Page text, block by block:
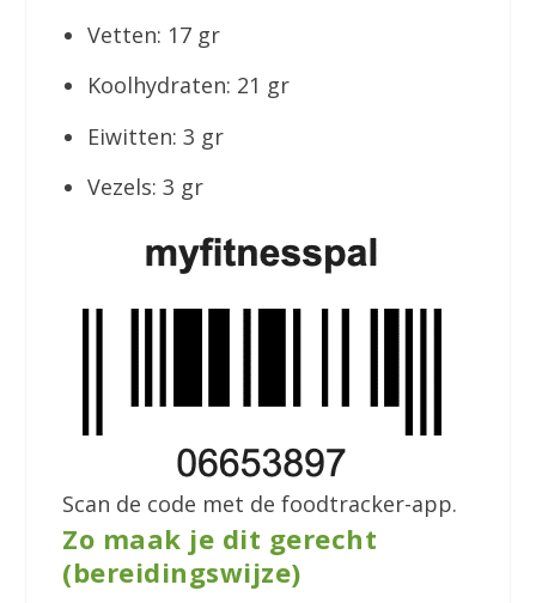
Vetten: 17 gr
Koolhydraten: 21 gr
Eiwitten: 3 gr
Vezels: 3 gr
Scan de code met de foodtracker-app.
Zo maak je dit gerecht
(bereidingswijze)